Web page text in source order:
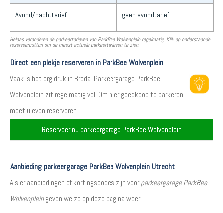
Avond/nachttarief geen avondtarief
Helaas veranderen de parkeertarieven van ParkBee Wolvenplein regelmatig. Klik op onderstaande
reserveerbutton om de meest actuele parkeertarieven te zien.
Direct een plekje reserveren in ParkBee Wolvenplein
Vaak is het erg druk in Breda. Parkeergarage ParkBee
Wolvenplein zit regelmatig vol. Om hier goedkoop te parkeren
moet u even reserveren
Reserveer nu parkeergarage ParkBee Wolvenplein
Aanbieding parkeergarage ParkBee Wolvenplein Utrecht
Als er aanbiedingen of kortingscodes zijn voor parkeergarage ParkBee
Wolvenpleingeven we ze op deze pagina weer.